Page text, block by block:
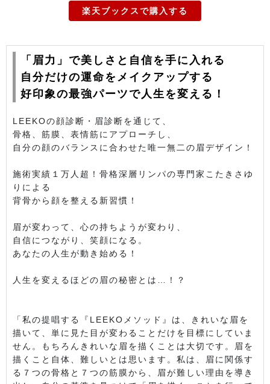
楽天ブックスで購入する
「眉力」で美しさと自信を手に入れる
自分だけの運命をメイクアップする
好印象の最強パーツで人生を変える！
LEEKOの顔診断・眉診断を通じて、
骨格、筋膜、表情筋にアプローチし、
自分の顔のバランスに合わせた唯一無二の眉デザイン！
施術実績１万人超！骨格深層リンパの専門家こたきさゆ
りによる
背骨から顔を整える新習慣！
眉が変わって、心の持ちようが変わり、
自信につながり、笑顔になる。
あなたの人生が動き始める！
人生を変えるほどの眉の秘密とは…！？
「私の提唱する『LEEKOメソッド』は、きれいな眉を
描いて、単に見た目が変わることだけを目標にしていま
せん。もちろんきれいな眉を描くことは大切です。眉を
描くこと自体、難しいとは思います。私は、眉に関係す
る７つの骨格と７つの筋膜から、眉が難しい理由を導き